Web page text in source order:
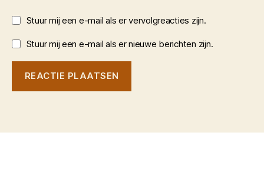
Stuur mij een e-mail als er vervolgreacties zijn.
Stuur mij een e-mail als er nieuwe berichten zijn.